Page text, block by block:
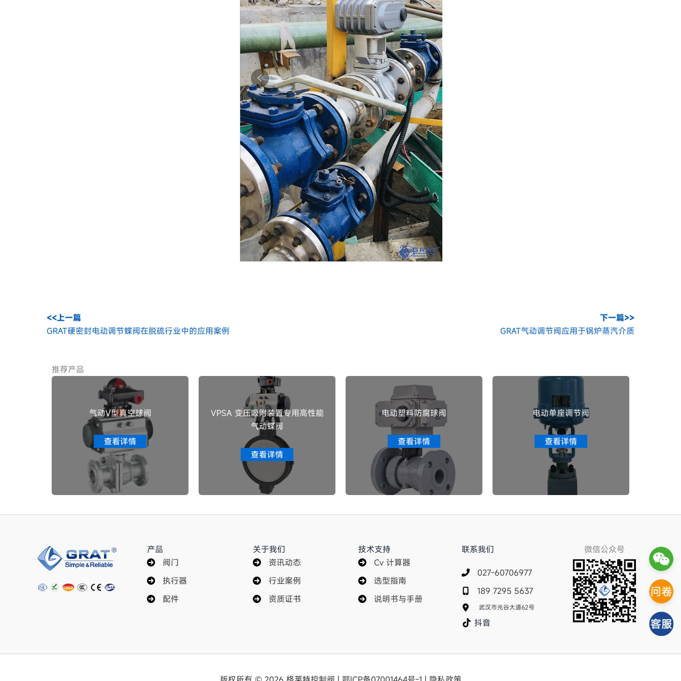
<<上一篇
GRAT硬密封电动调节蝶阀在脱硫行业中的应用案例
下一篇>>
GRAT气动调节阀应用于锅炉蒸汽介质
推荐产品
气动V型真空球阀
查看详情
VPSA 变压吸附装置专用高性能
气动蝶阀
查看详情
电动塑料防腐球阀
查看详情
电动单座调节阀
查看详情
产品
阀门
执行器
配件
关于我们
资讯动态
行业案例
资质证书
技术支持
Cv 计算器
选型指南
说明书与手册
联系我们
027-60706977
189 7295 5637
武汉市光谷大道62号
抖音
微信公众号